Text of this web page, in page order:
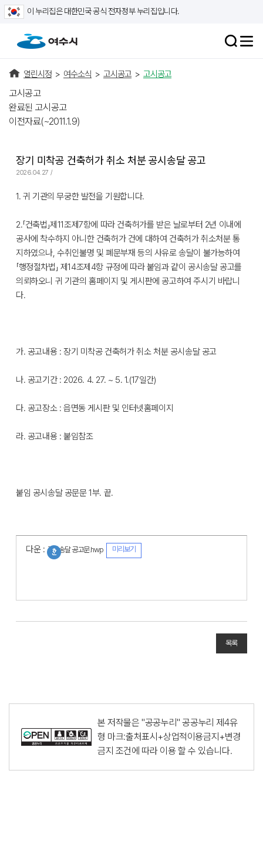
이 누리집은 대한민국 공식 전자정부 누리집입니다.
열린시정 > 여수소식 > 고시공고 > 고시공고
고시공고
완료된 고시공고
이전자료(~2011.1.9)
장기 미착공 건축허가 취소 처분 공시송달 공고
2026.04.27 /
1. 귀 기관의 무궁한 발전을 기원합니다.
2.「건축법」제11조제7항에 따라 건축허가를 받은 날로부터 2년 이내에
공사에 착수하지 아니한 건축허가 건에 대하여 건축허가 취소처분 통
지하였으나, 수취인불명 및 폐문부재 등의 사유로 송달이 불가능하여
「행정절차법」 제14조제4항 규정에 따라 붙임과 같이 공시송달 공고를
의뢰하오니 귀 기관의 홈페이지 및 게시판에 공고하여 주시기 바랍니
다.
가. 공고내용 : 장기 미착공 건축허가 취소 처분 공시송달 공고
나. 공고기간 : 2026. 4. 27. ~ 5. 1.(17일간)
다. 공고장소 : 읍면동 게시판 및 인터넷홈페이지
라. 공고내용 : 붙임참조
붙임 공시송달 공문문 1부. 끝.
다운 : 공시송달 공고문.hwp 미리보기
목록
본 저작물은 "공공누리"공공누리 제4유
형 마크:출처표시+상업적이용금지+변경
금지 조건에 따라 이용 할 수 있습니다.